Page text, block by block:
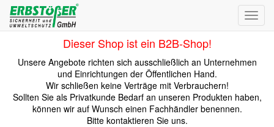
Dieser Shop ist ein B2B-Shop!
Unsere Angebote richten sich ausschließlich an Unternehmen
und Einrichtungen der Öffentlichen Hand.
Wir schließen keine Verträge mit Verbrauchern!
Sollten Sie als Privatkunde Bedarf an unseren Produkten haben,
können wir auf Wunsch einen Fachhändler benennen.
Bitte kontaktieren Sie uns.